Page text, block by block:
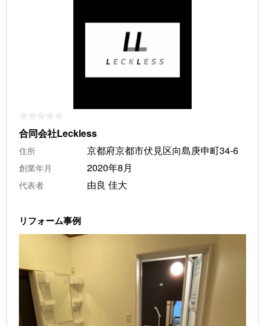
合同会社Leckless
住所 京都府京都市伏見区向島庚申町34-6
創業年月 2020年8月
代表者 由良 佳大
リフォーム事例